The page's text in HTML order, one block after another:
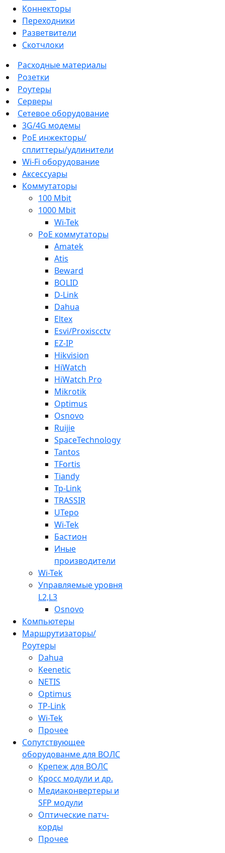
Коннекторы
Переходники
Разветвители
Скотчлоки
Расходные материалы
Розетки
Роутеры
Серверы
Сетевое оборудование
3G/4G модемы
PoE инжекторы/
сплиттеры/удлинители
Wi-Fi оборудование
Аксессуары
Коммутаторы
100 Mbit
1000 Mbit
Wi-Tek
PoE коммутаторы
Amatek
Atis
Beward
BOLID
D-Link
Dahua
Eltex
Esvi/Proxiscctv
EZ-IP
Hikvision
HiWatch
HiWatch Pro
Mikrotik
Optimus
Osnovo
Ruijie
SpaceTechnology
Tantos
TFortis
Tiandy
Tp-Link
TRASSIR
UTepo
Wi-Tek
Бастион
Иные
производители
Wi-Tek
Управляемые уровня
L2,L3
Osnovo
Компьютеры
Маршрутизаторы/
Роутеры
Dahua
Keenetic
NETIS
Optimus
TP-Link
Wi-Tek
Прочее
Сопутствующее
оборудованме для ВОЛС
Крепеж для ВОЛС
Кросс модули и др.
Медиаконвертеры и
SFP модули
Оптические патч-
корды
Прочее